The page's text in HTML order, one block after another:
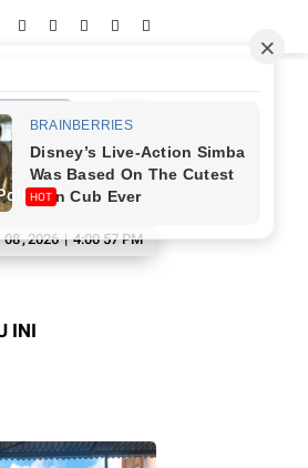
Network
HOT
08,2026|4:00 58 PM
Sinjai Gelar Turnamen Domino HUT ke-81
INI